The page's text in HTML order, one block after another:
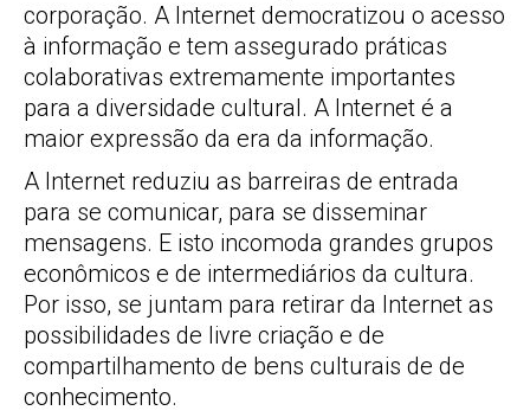
corporação. A Internet democratizou o acesso
à informação e tem assegurado práticas
colaborativas extremamente importantes
para a diversidade cultural. A Internet é a
maior expressão da era da informação.
A Internet reduziu as barreiras de entrada
para se comunicar, para se disseminar
mensagens. E isto incomoda grandes grupos
econômicos e de intermediários da cultura.
Por isso, se juntam para retirar da Internet as
possibilidades de livre criação e de
compartilhamento de bens culturais de de
conhecimento.